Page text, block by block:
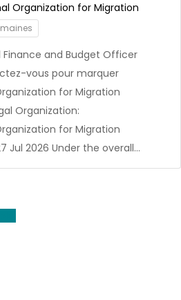
Organization for Migration
Finance and Budget Officer
vous pour marquer
for Migration
Organization:
for Migration
Jul 2026 Under the overall…